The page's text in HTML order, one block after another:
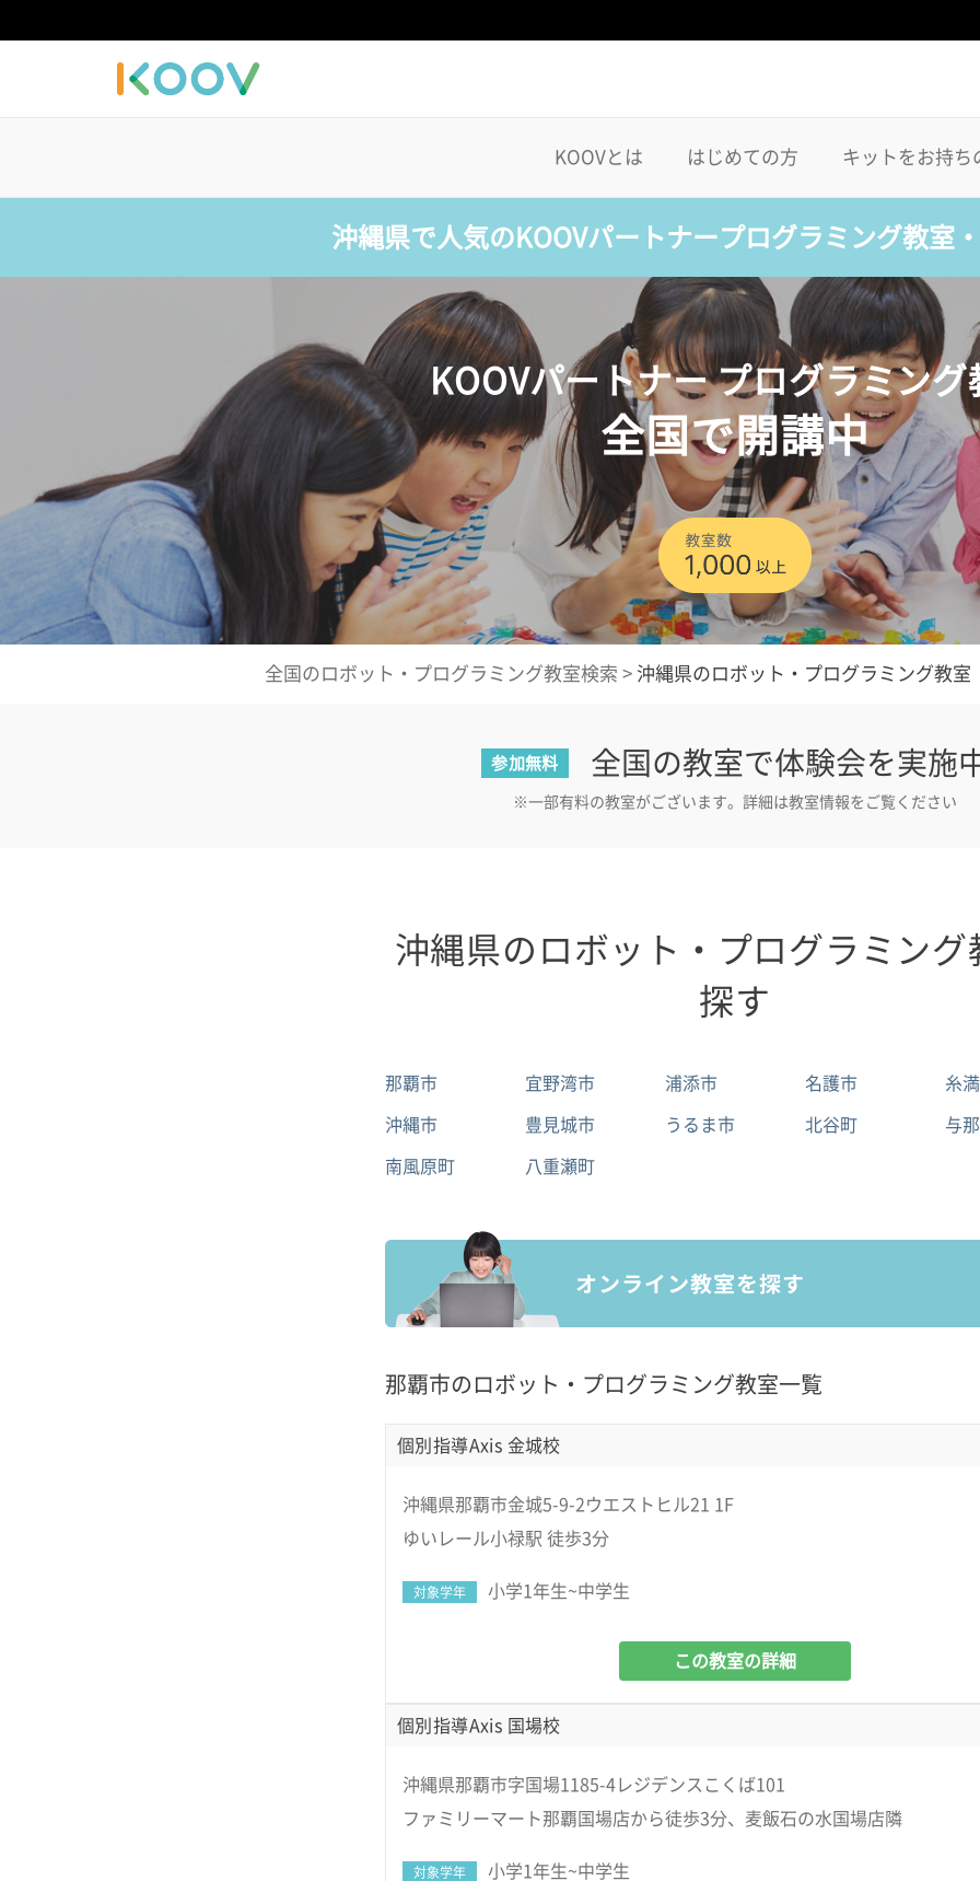
KOOVとは はじめての方 キットをお持ち
沖縄県で人気のKOOVパートナープログラミング教室
KOOVパートナー プログラミング
全国で開講中
全国のロボット・プログラミング教室検索 > 沖縄県のロボット・プログラミング教室
参加無料 全国の教室で体験会を実施
※一部有料の教室がございます。詳細は教室情報をご覧ください
沖縄県のロボット・プログラミング
探す
那覇市 宜野湾市 浦添市 名護市 糸
沖縄市 豊見城市 うるま市 北谷町 与
南風原町 八重瀬町
那覇市のロボット・プログラミング教室一覧
個別指導Axis 金城校
沖縄県那覇市金城5-9-2ウエストヒル21 1F
ゆいレール小禄駅 徒歩3分
対象学年 小学1年生~中学生
この教室の詳細
個別指導Axis 国場校
沖縄県那覇市字国場1185-4レジデンスこくば101
ファミリーマート那覇国場店から徒歩3分、麦飯石の水国場店隣
対象学年 小学1年生~中学生